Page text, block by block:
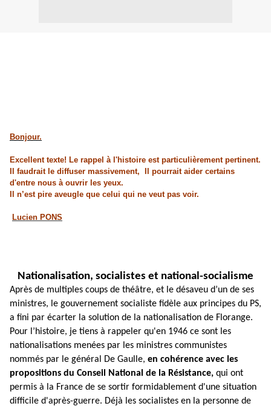
Bonjour.
Excellent texte! Le rappel à l'histoire est particulièrement pertinent.
Il faudrait le diffuser massivement,
Il pourrait aider certains
d'entre nous à ouvrir les yeux.
Il n’est pire aveugle que celui qui ne veut pas voir.
Lucien PONS
Nationalisation, socialistes et national-socialisme
Après de multiples coups de théâtre, et le désaveu d’un de ses
ministres, le gouvernement socialiste fidèle aux principes du PS,
a fini par écarter la solution de la nationalisation de Florange.
Pour l’histoire, je tiens à rappeler qu'en 1946 ce sont les
nationalisations menées par les ministres communistes
nommés par le général De Gaulle, en cohérence avec les
propositions du Conseil National de la Résistance, qui ont
permis à la France de se sortir formidablement d'une situation
difficile d'après-guerre. Déjà les socialistes en la personne de